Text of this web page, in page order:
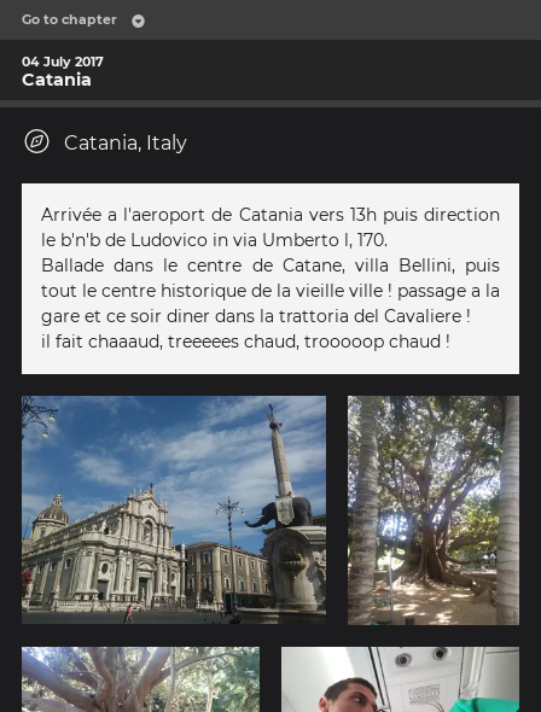
Go to chapter
04 July 2017
Catania
Catania, Italy
Arrivée a l'aeroport de Catania vers 13h puis direction
le b'n'b de Ludovico in via Umberto l, 170.
Ballade dans le centre de Catane, villa Bellini, puis
tout le centre historique de la vieille ville ! passage a la
gare et ce soir diner dans la trattoria del Cavaliere !
il fait chaaaud, treeeees chaud, trooooop chaud !